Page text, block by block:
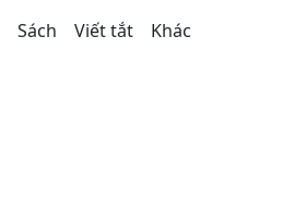
Sách Viết tắt Khác